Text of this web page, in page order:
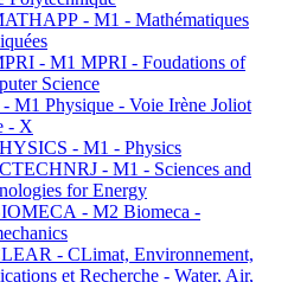
- M1 - Mathématiques
- M1 MPRI - Foudations of
Science
M1 Physique - Voie Irène Joliot
- X
- M1 - Physics
- M1 - Sciences and
for Energy
- M2 Biomeca -
- CLimat, Environnement,
et Recherche - Water, Air,